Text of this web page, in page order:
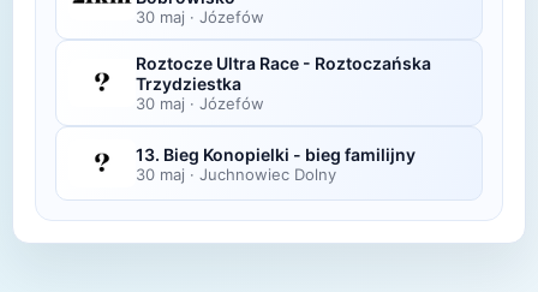
30 maj · Józefów
Roztocze Ultra Race - Roztoczańska
Trzydziestka
30 maj · Józefów
13. Bieg Konopielki - bieg familijny
30 maj · Juchnowiec Dolny